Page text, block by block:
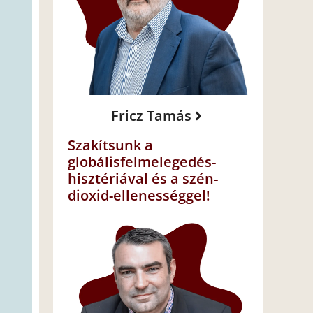
Fricz Tamás
Szakítsunk a
globálisfelmelegedés-
hisztériával és a szén-
dioxid-ellenességgel!